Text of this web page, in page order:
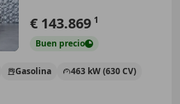
€ 143.869 1
Buen precio
Gasolina 463 kW (630 CV)